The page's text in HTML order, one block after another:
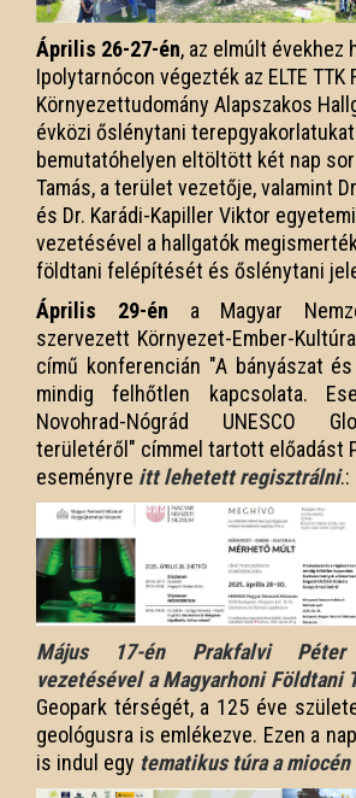
Április 26-27-én, az elmúlt évekhez
Ipolytarnócon végezték az ELTE TTK
Környezettudomány Alapszakos
évközi őslénytani
bemutatóhelyen eltöltött két nap
Tamás, a terület vezetője, valamint
és Dr. Karádi-Kapiller Viktor
vezetésével a hallgatók
földtani felépítését és őslénytani
Április 29-én a Magyar
szervezett Környezet-Ember-
című konferencián "A bányászat
mindig felhőtlen kapcsolata.
Novohrad-Nógrád UNESCO
területéről" címmel tartott előadást
eseményre itt lehetett regisztrálni.:
Május 17-én Prakfalvi Péter
vezetésével a Magyarhoni Földtani
Geopark térségét, a 125 éve
geológusra is emlékezve. Ezen a
is indul egy tematikus túra a miocén